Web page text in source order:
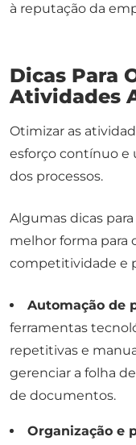
à reputação da
Dicas Para
Atividades
Otimizar as
esforço contínuo e
dos processos.
Algumas dicas
melhor forma para
competitividade e
Automação de
ferramentas
repetitivas e
gerenciar a folha
de documentos.
Organização e